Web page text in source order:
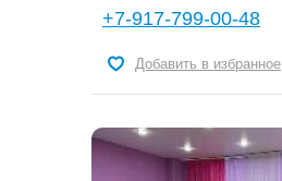
+7-917-799-00-48
Добавить в избранное